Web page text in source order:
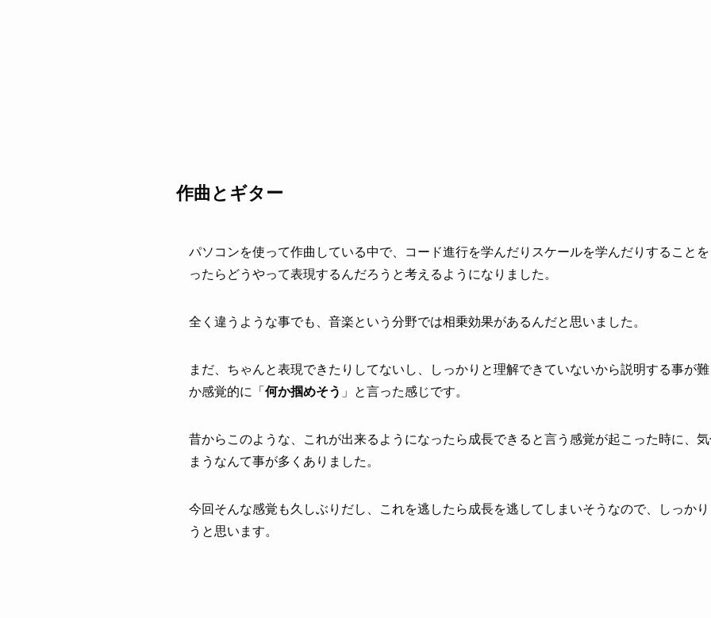
作曲とギター
パソコンを使って作曲している中で、コード進行を学んだりスケールを学んだりすること
ったらどうやって表現するんだろうと考えるようになりました。
全く違うような事でも、音楽という分野では相乗効果があるんだと思いました。
まだ、ちゃんと表現できたりしてないし、しっかりと理解できていないから説明する事が
か感覚的に「 何か掴めそう 」と言った感じです。
昔からこのような、これが出来るようになったら成長できると言う感覚が起こった時に、
まうなんて事が多くありました。
今回そんな感覚も久しぶりだし、これを逃したら成長を逃してしまいそうなので、しっか
うと思います。